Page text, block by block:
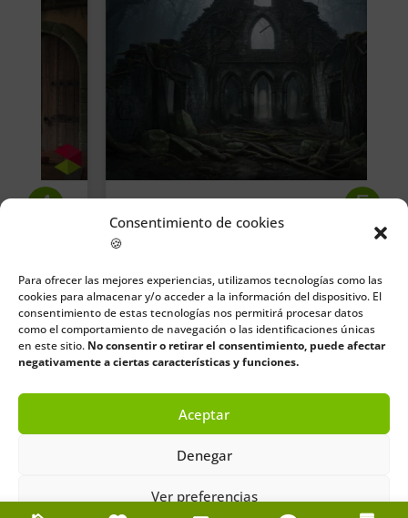
Consentimiento de cookies
🍪
Para ofrecer las mejores experiencias, utilizamos tecnologías como las
cookies para almacenar y/o acceder a la información del dispositivo. El
consentimiento de estas tecnologías nos permitirá procesar datos
como el comportamiento de navegación o las identificaciones únicas
en este sitio. No consentir o retirar el consentimiento, puede afectar
negativamente a ciertas características y funciones.
Aceptar
Denegar
Ver preferencias
de Montehano
Capítulo 1: El descubrimiento La bruma
se arrastraba lentamente sobre los